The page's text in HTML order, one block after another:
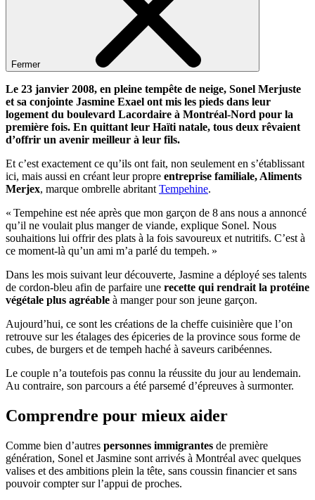
Fermer
Le 23 janvier 2008, en pleine tempête de neige, Sonel Merjuste
et sa conjointe Jasmine Exael ont mis les pieds dans leur
logement du boulevard Lacordaire à Montréal-Nord pour la
première fois. En quittant leur Haïti natale, tous deux rêvaient
d’offrir un avenir meilleur à leur fils.
Et c’est exactement ce qu’ils ont fait, non seulement en s’établissant
ici, mais aussi en créant leur propre entreprise familiale, Aliments
Merjex, marque ombrelle abritant Tempehine.
« Tempehine est née après que mon garçon de 8 ans nous a annoncé
qu’il ne voulait plus manger de viande, explique Sonel. Nous
souhaitions lui offrir des plats à la fois savoureux et nutritifs. C’est à
ce moment-là qu’un ami m’a parlé du tempeh. »
Dans les mois suivant leur découverte, Jasmine a déployé ses talents
de cordon-bleu afin de parfaire une recette qui rendrait la protéine
végétale plus agréable à manger pour son jeune garçon.
Aujourd’hui, ce sont les créations de la cheffe cuisinière que l’on
retrouve sur les étalages des épiceries de la province sous forme de
cubes, de burgers et de tempeh haché à saveurs caribéennes.
Le couple n’a toutefois pas connu la réussite du jour au lendemain.
Au contraire, son parcours a été parsemé d’épreuves à surmonter.
Comprendre pour mieux aider
Comme bien d’autres personnes immigrantes de première
génération, Sonel et Jasmine sont arrivés à Montréal avec quelques
valises et des ambitions plein la tête, sans coussin financier et sans
pouvoir compter sur l’appui de proches.